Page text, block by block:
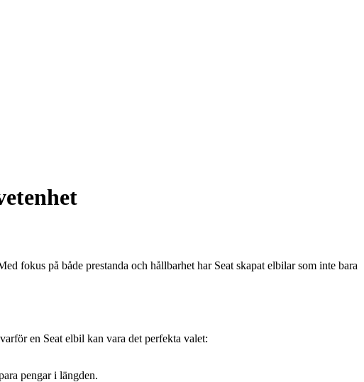
fokus på både prestanda och hållbarhet har Seat skapat elbilar som inte bara
en Seat elbil kan vara det perfekta valet:
pengar i längden.